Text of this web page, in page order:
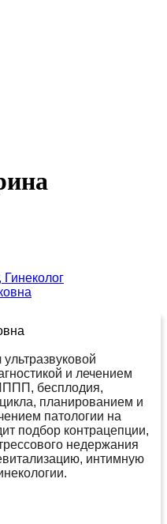
Гинеколог
и лечением
бесплодия,
планированием и
патологии на
подбор контрацепции,
недержания
интимную